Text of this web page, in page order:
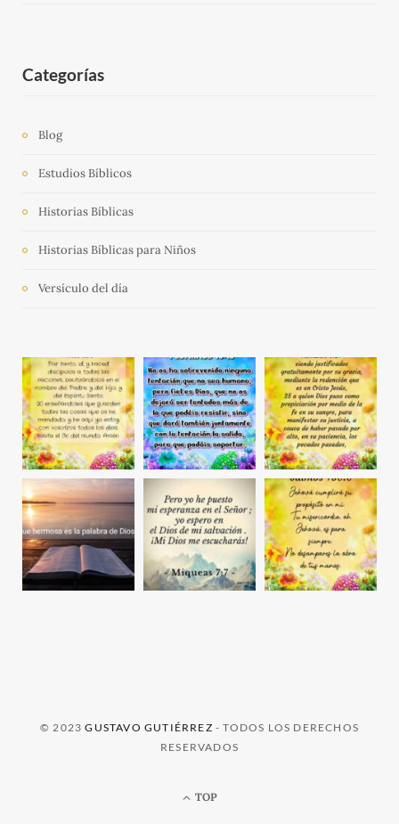
Categorías
Blog
Estudios Bíblicos
Historias Bíblicas
Historias Bíblicas para Niños
Versículo del día
© 2023GUSTAVO GUTIÉRREZ - TODOS LOS DERECHOS
RESERVADOS
TOP